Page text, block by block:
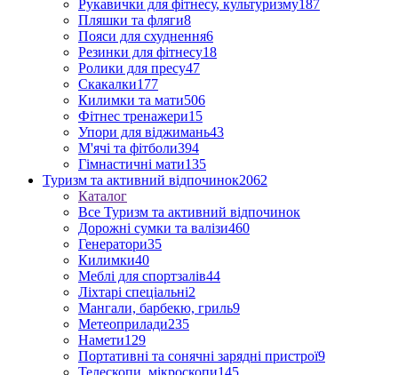
Рукавички для фітнесу, культуризму187
Пляшки та фляги8
Пояси для схуднення6
Резинки для фітнесу18
Ролики для пресу47
Скакалки177
Килимки та мати506
Фітнес тренажери15
Упори для віджимань43
М'ячі та фітболи394
Гімнастичні мати135
Туризм та активний відпочинок2062
Каталог
Все Туризм та активний відпочинок
Дорожні сумки та валізи460
Генератори35
Килимки40
Меблі для спортзалів44
Ліхтарі спеціальні2
Мангали, барбекю, гриль9
Метеоприлади235
Намети129
Портативні та сонячні зарядні пристрої9
Телескопи, мікроскопи145